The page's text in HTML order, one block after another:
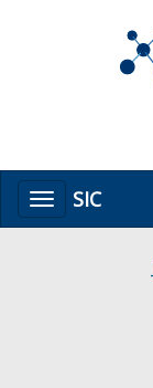
MenúSIC